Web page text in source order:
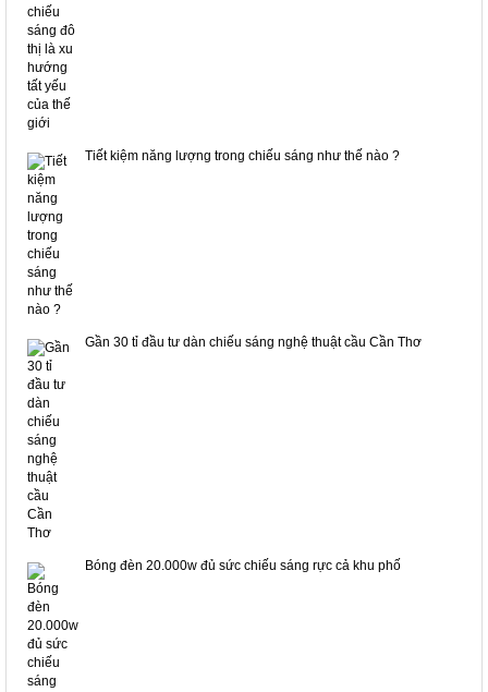
Tiết kiệm năng lượng trong chiếu sáng như thế nào ?
Gần 30 tỉ đầu tư dàn chiếu sáng nghệ thuật cầu Cần Thơ
Bóng đèn 20.000w đủ sức chiếu sáng rực cả khu phố